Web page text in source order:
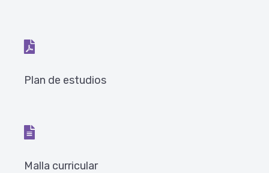
Plan de estudios
Malla curricular